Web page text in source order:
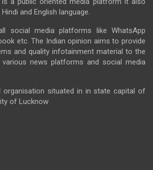
and English language.
social media platforms like WhatsApp
etc. The Indian opinion aims to provide
and quality infotainment material to the
news platforms and social media
organisation situated in in state capital of
of Lucknow